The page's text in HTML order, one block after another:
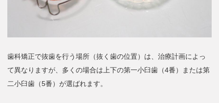
歯科矯正で抜歯を行う場所（抜く歯の位置）は、治療計画によっ
て異なりますが、多くの場合は上下の第一小臼歯（4番）または第
二小臼歯（5番）が選ばれます。